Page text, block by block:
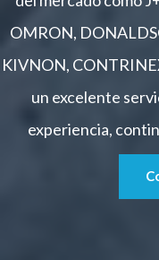
OMRON,
KIVNON,
un excelente
experiencia,